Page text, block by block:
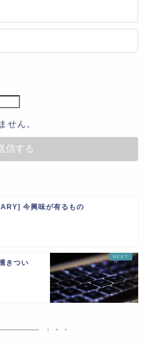
せん。
今興味が有るもの
きつい